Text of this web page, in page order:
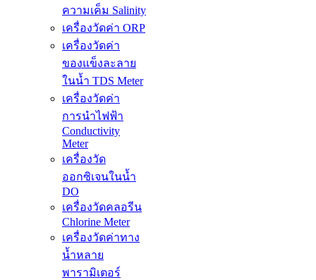
ความเค็ม Salinity
เครื่องวัดค่า ORP
เครื่องวัดค่า
ของแข็งละลาย
ในน้ำ TDS Meter
เครื่องวัดค่า
การนำไฟฟ้า
Conductivity
Meter
เครื่องวัด
ออกซิเจนในน้ำ
DO
เครื่องวัดคลอรีน
Chlorine Meter
เครื่องวัดค่าทาง
น้ำหลาย
พารามิเตอร์